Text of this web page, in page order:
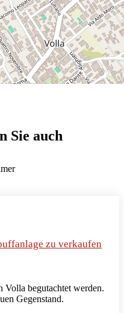
Sie auch
zu verkaufen
Volla begutachtet werden.
Gegenstand.